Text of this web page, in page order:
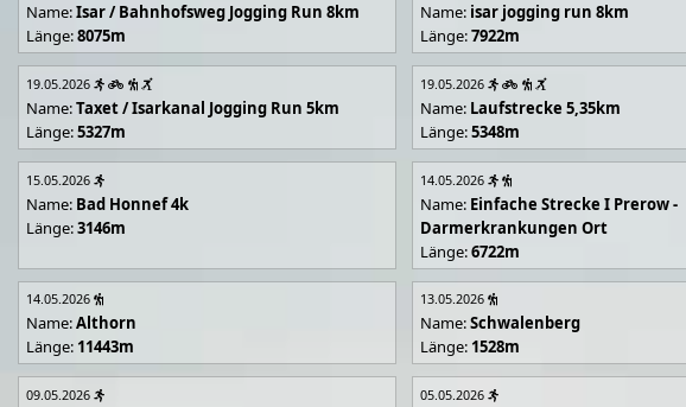
Name:Isar / Bahnhofsweg Jogging Run 8km
Länge:8075m
Name: isar jogging run 8km
Länge:7922m
19.05.2026
Name:Taxet / Isarkanal Jogging Run 5km
Länge:5327m
19.05.2026
Name: Laufstrecke 5,35km
Länge:5348m
15.05.2026
Name: Bad Honnef 4k
Länge:3146m
14.05.2026
Name: Einfache Strecke I Prerow -
Darmerkrankungen Ort
Länge:6722m
14.05.2026
Name:Althorn
Länge: 11443m
13.05.2026
Name:Schwalenberg
Länge: 1528m
09.05.2026 05.05.2026